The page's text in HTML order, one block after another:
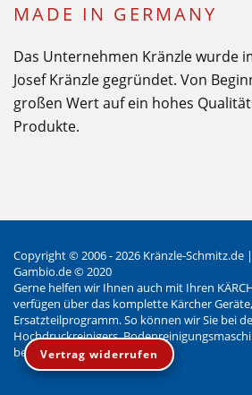
MADE IN GERMANY
Das Unternehmen Kränzle wurde
Josef Kränzle gegründet. Von
großen Wert auf ein hohes
Produkte.
Vertrag widerrufen
Copyright © 2006 - 2026 Kränzle-Schmitz.de |
Gambio.de © 2020
Gerne helfen wir Ihnen auch mit Ihren
verfügen über das komplette Kärcher
Ersatzteilprogramm. So können wir Sie bei
Hochdruckreinigers,
beraten.